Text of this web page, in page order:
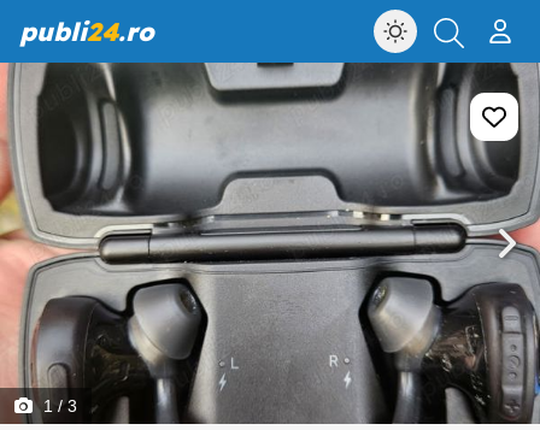
publi24.ro
1 / 3